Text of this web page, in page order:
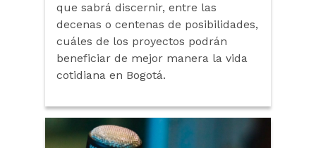
que sabrá discernir, entre las
decenas o centenas de posibilidades,
cuáles de los proyectos podrán
beneficiar de mejor manera la vida
cotidiana en Bogotá.